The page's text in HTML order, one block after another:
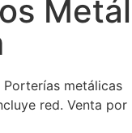
Porterías metálicas
red. Venta por